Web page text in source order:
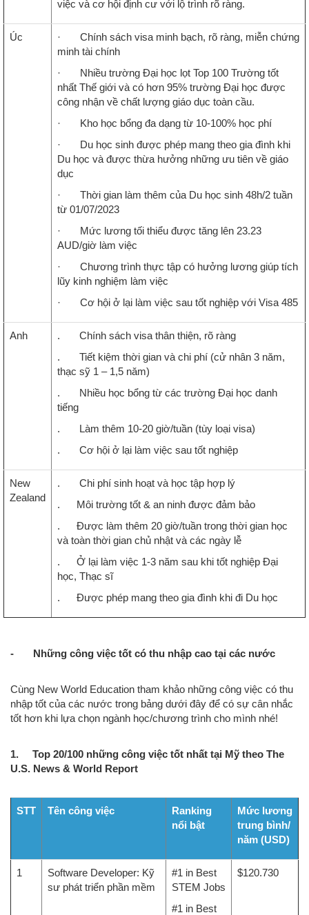
việc và cơ hội định cư với lộ trình rõ ràng.
Úc
· Chính sách visa minh bạch, rõ ràng, miễn chứng
minh tài chính
· Nhiều trường Đại học lọt Top 100 Trường tốt
nhất Thế giới và có hơn 95% trường Đại học được
công nhận về chất lượng giáo dục toàn cầu.
· Kho học bổng đa dạng từ 10-100% học phí
· Du học sinh được phép mang theo gia đình khi
Du học và được thừa hưởng những ưu tiên về giáo
dục
· Thời gian làm thêm của Du học sinh 48h/2 tuần
từ 01/07/2023
· Mức lương tối thiểu được tăng lên 23.23
AUD/giờ làm việc
· Chương trình thực tập có hưởng lương giúp tích
lũy kinh nghiệm làm việc
· Cơ hội ở lại làm việc sau tốt nghiệp với Visa 485
Anh
. Chính sách visa thân thiện, rõ ràng
. Tiết kiệm thời gian và chi phí (cử nhân 3 năm,
thạc sỹ 1 – 1,5 năm)
. Nhiều học bổng từ các trường Đại học danh
tiếng
. Làm thêm 10-20 giờ/tuần (tùy loại visa)
. Cơ hội ở lại làm việc sau tốt nghiệp
New
Zealand
. Chi phí sinh hoạt và học tập hợp lý
. Môi trường tốt & an ninh được đảm bảo
. Được làm thêm 20 giờ/tuần trong thời gian học
và toàn thời gian chủ nhật và các ngày lễ
. Ở lại làm việc 1-3 năm sau khi tốt nghiệp Đại
học, Thạc sĩ
. Được phép mang theo gia đình khi đi Du học
- Những công việc tốt có thu nhập cao tại các nước
Cùng New World Education tham khảo những công việc có thu
nhập tốt của các nước trong bảng dưới đây để có sự cân nhắc
tốt hơn khi lựa chọn ngành học/chương trình cho mình nhé!
1. Top 20/100 những công việc tốt nhất tại Mỹ theo The
U.S. News & World Report
STT Tên công việc
Ranking
nổi bật
Mức lương
trung bình/
năm (USD)
1
Software Developer: Kỹ
sư phát triển phần mềm
#1 in Best
STEM Jobs
#1 in Best
$120.730